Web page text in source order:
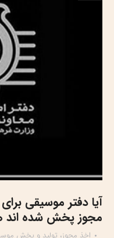
آیا دفتر موسیقی
مجوز پخش شده اند
اخذ مجوز، تولید و پخش